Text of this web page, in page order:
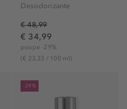
Desodorizante
€ 48,99
€ 34,99
poupe -29%
(€ 23,33 / 100 ml)
-29%